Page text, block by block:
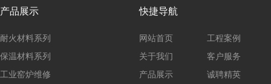
产品展示
耐火材料系列
保温材料系列
工业窑炉维修
快捷导航
网站首页
关于我们
产品展示
工程案例
客户服务
诚聘精英